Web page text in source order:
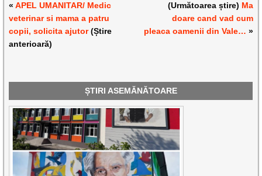
«APEL UMANITAR/ Medic
veterinar si mama a patru
copii, solicita ajutor(Știre
anterioară)
(Următoarea știre) Ma
doare cand vad cum
pleaca oamenii din Vale… »
ȘTIRI ASEMĂNĂTOARE